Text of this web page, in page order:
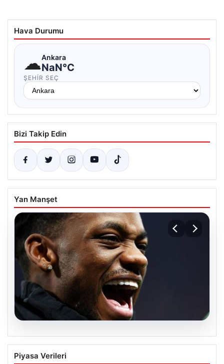
Hava Durumu
☁Ankara
NaN°C
ŞEHIR SEÇ
Bizi Takip Edin
Yan Manşet
İşte Jhon Duran’ın Benfica formasıyla
ilk golü
Piyasa Verileri